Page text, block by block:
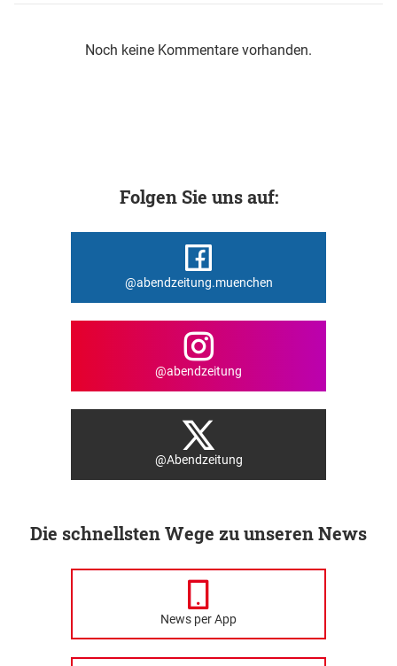
Noch keine Kommentare vorhanden.
Folgen Sie uns auf:
@abendzeitung.muenchen
@abendzeitung
@Abendzeitung
Die schnellsten Wege zu unseren News
News per App